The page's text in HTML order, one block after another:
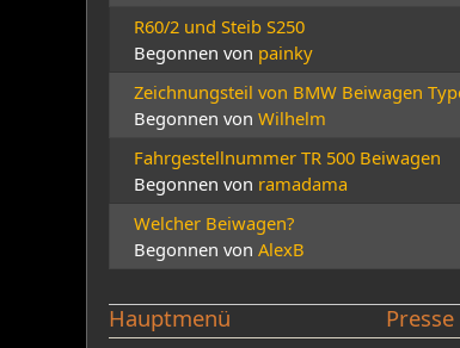
R60/2 und Steib S250
Begonnen von painky
Zeichnungsteil von BMW Beiwagen
Begonnen von Wilhelm
Fahrgestellnummer TR 500 Beiwagen
Begonnen von ramadama
Welcher Beiwagen?
Begonnen von AlexB
Hauptmenü